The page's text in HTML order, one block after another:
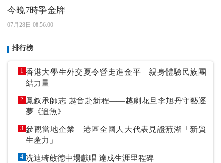
今晚7時爭金牌
07月28日 08:56:00
排行榜
1 香港大學生外交夏令營走進金平 親身體驗民族團
結力量
2 鳳釵承師志 越音赴新程——越劇花旦李旭丹守藝逐
夢《追魚》
3 參觀當地企業 港區全國人大代表見證蕪湖「新質
生產力」
4 冼迪琦啟德中場獻唱 達成生涯里程碑